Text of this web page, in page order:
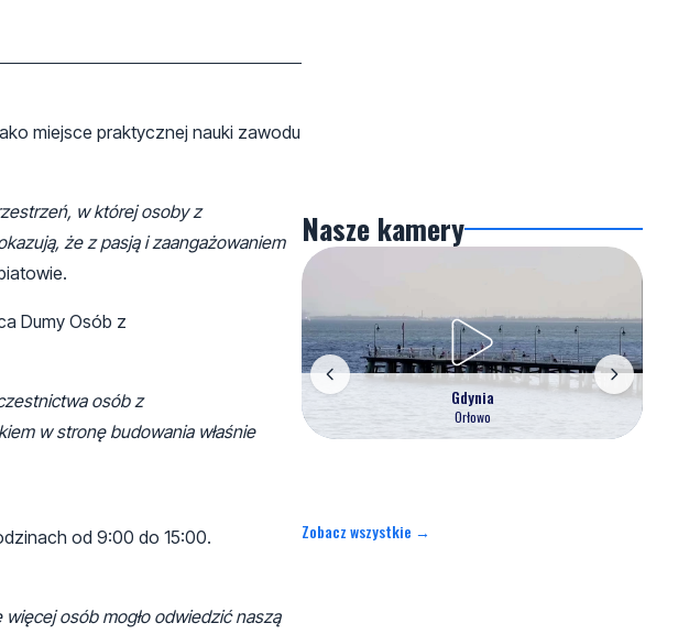
miejsce praktycznej nauki zawodu
w której osoby z
że z pasją i zaangażowaniem
Dumy Osób z
osób z
w stronę budowania właśnie
od 9:00 do 15:00.
osób mogło odwiedzić naszą
Nasze kamery
Gdynia
Orłowo
Zobacz wszystkie →